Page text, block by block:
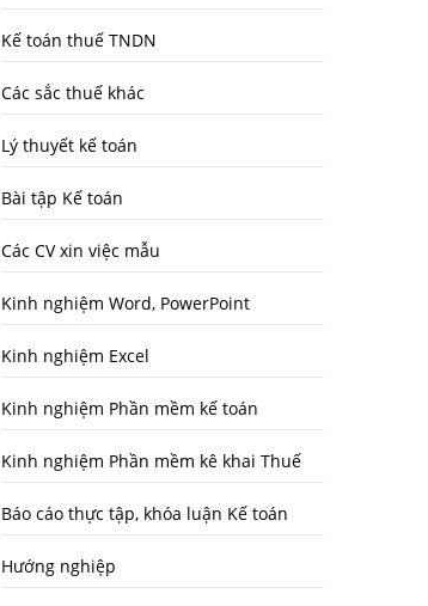
Kế toán thuế TNDN
Các sắc thuế khác
Lý thuyết kế toán
Bài tập Kế toán
Các CV xin việc mẫu
Kinh nghiệm Word, PowerPoint
Kinh nghiệm Excel
Kinh nghiệm Phần mềm kế toán
Kinh nghiệm Phần mềm kê khai Thuế
Báo cáo thực tập, khóa luận Kế toán
Hướng nghiệp